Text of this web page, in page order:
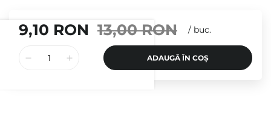
9,10 RON 13,00 RON / buc.
ADAUGĂ ÎN COȘ